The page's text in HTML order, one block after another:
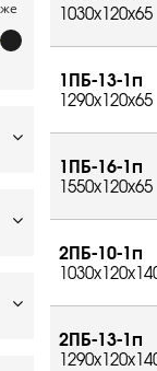
1030x120x65
1ПБ-13-1п
1290x120x65
1ПБ-16-1п
1550x120x65
2ПБ-10-1п
2ПБ-13-1п